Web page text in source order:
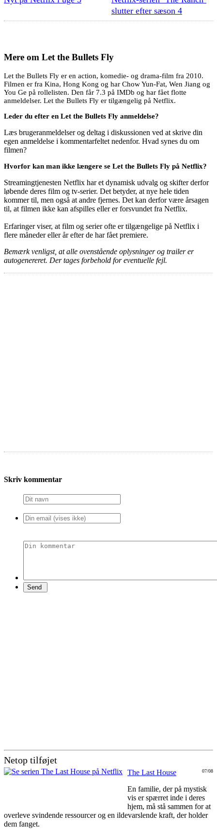
slutter efter sæson 4
Mere om Let the Bullets Fly
Let the Bullets Fly er en action, komedie- og drama-film fra 2010.
Filmen er fra Kina, Hong Kong og har Chow Yun-Fat, Wen Jiang og
You Ge på rollelisten. Den får 7.3 på IMDb og har fået flotte
anmeldelser. Let the Bullets Fly er tilgængelig på Netflix.
Leder du efter en Let the Bullets Fly anmeldelse?
Læs brugeranmeldelser og deltag i diskussionen ved at skrive din
egen anmeldelse i kommentarfeltet nedenfor. Hvad synes du om
filmen?
Hvorfor kan man ikke længere se Let the Bullets Fly på Netflix?
Streamingtjenesten Netflix har et dynamisk udvalg og skifter derfor
løbende deres film og tv-serier. Det betyder, at nye hele tiden
kommer til, men også at andre fjernes. Det kan derfor være årsagen
til, at filmen ikke kan afspilles eller er forsvundet fra Netflix.
Erfaringer viser, at film og serier ofte er tilgængelige på Netflix i
flere måneder eller år efter de har fået premiere.
Bemærk venligst, at alle ovenstående oplysninger og trailer er
autogenereret. Der tages forbehold for eventuelle fejl.
Skriv kommentar
Netop tilføjet
07/08
The Last House
En familie, der på mystisk
vis er spærret inde i deres
hjem, må stå sammen for at
overleve svindende ressourcer og en ildevarslende kraft, der holder
dem fanget.